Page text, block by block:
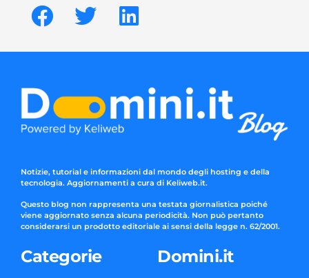
Notizie, tutorial e informazioni dal mondo degli hosting e della
tecnologia. Aggiornamenti a cura di Keliweb.it.
Questo blog non rappresenta una testata giornalistica poiché
viene aggiornato senza alcuna periodicità. Non può pertanto
considerarsi un prodotto editoriale ai sensi della legge n. 62/2001.
Categorie Domini.it